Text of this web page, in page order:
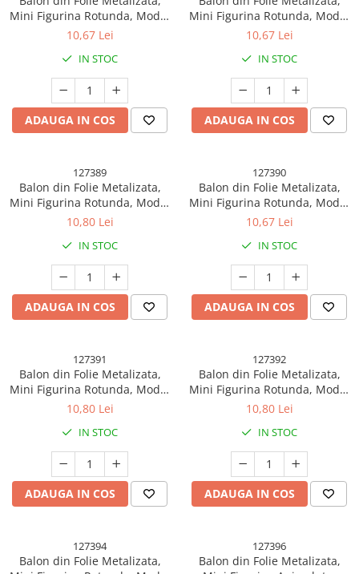
Mini Figurina Rotunda, Model
Happy Birthday Stay
Aniversare, 45 cm, Ambalaj
Individual, Pai Inclus, Umflare
cu Aer sau Heliu, Multicolor
10,67 Lei
IN STOC
ADAUGA IN COS
Mini Figurina Rotunda, Model
Inghetata, Happy Birthday,
Ambalaj Individual, Pai Inclus,
Umflare cu Aer sau Heliu,
Verde
10,67 Lei
IN STOC
ADAUGA IN COS
127389
Balon din Folie Metalizata,
Mini Figurina Rotunda, Model
Caluti de Mare, Happy
Aniversare, 45 cm, Ambalaj
Individual, Pai Inclus, Umflare
cu Aer sau Heliu, Multicolor
10,80 Lei
IN STOC
ADAUGA IN COS
127390
Balon din Folie Metalizata,
Mini Figurina Rotunda, Model
Halbe de Bere, Happy
Aniversare, 45 cm, Ambalaj
Individual, Pai Inclus, Umflare
cu Aer sau Heliu, Albastru
10,67 Lei
IN STOC
ADAUGA IN COS
127391
Balon din Folie Metalizata,
Mini Figurina Rotunda, Model
Cer Instelat, Happy Birthday,
Ambalaj Individual, Pai Inclus,
Umflare cu Aer sau Heliu,
Multicolor
10,80 Lei
IN STOC
ADAUGA IN COS
127392
Balon din Folie Metalizata,
Mini Figurina Rotunda, Model
Animalute, Happy Birthday,
Ambalaj Individual, Pai Inclus,
Umflare cu Aer sau Heliu,
Multicolor
10,80 Lei
IN STOC
ADAUGA IN COS
127394
Balon din Folie Metalizata,
127396
Balon din Folie Metalizata,